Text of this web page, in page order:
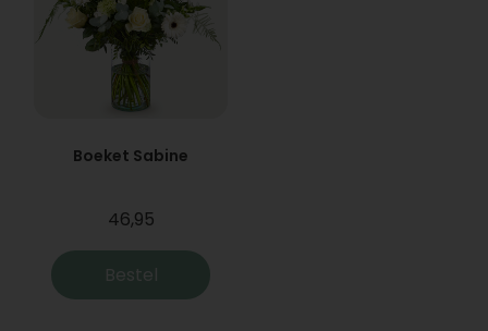
Boeket Sabine
46,95
Bestel